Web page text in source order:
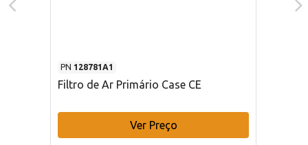
PN 128781A1
Filtro de Ar Primário Case CE
Ver Preço